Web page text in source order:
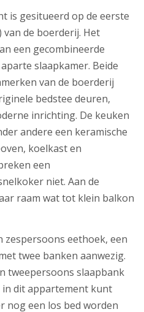
is gesitueerd op de eerste
van de boerderij. Het
een gecombineerde
slaapkamer. Beide
van de boerderij
bedstee deuren,
inrichting. De keuken
andere een keramische
koelkast en
een
niet. Aan de
raam wat tot klein balkon
zespersoons eethoek, een
twee banken aanwezig.
tweepersoons slaapbank
dit appartement kunt
nog een los bed worden